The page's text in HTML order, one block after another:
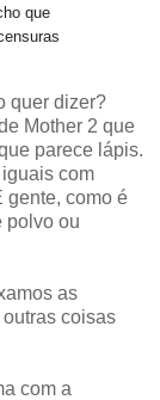
que
quer dizer?
Mother 2 que
parece lápis.
com
gente, como é
polvo ou
as
coisas
com a